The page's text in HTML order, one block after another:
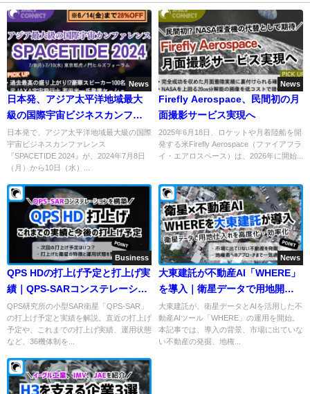
News
日本発、アジア太平洋地域最大
級の国際宇宙ビジネスカンファ
レンス『SPACETIDE 2024』注
目のセッションを紹介
日本発で、アジア太平洋地域最大級の国際
宇宙ビジネスカンファレンス
『SPACETIDE 2024』が、2024年7月8日
（月）から10日（水）...
News
Firefly Aerospace、民間初の月
面撮影サービス実現へ
2025年6月18日、ロケットや月着陸船を開
発する米Firefly Aerospace（ファイアフラ
イ・エアロスペース）は、2026年に開始...
Business
QPS HDの打上げ予定と打上げ実
績｜QPS-SARコンステレーショ
ン計画
QPS研究所の小型SAR衛星「QPS-SAR」
の打上げ予定と実績を解説。直近の打上げ
予定や、これまでの打上げ実績、運用状態
など、36機体制を...
News
大東建託が不動産AI「WHERE」
を導入｜衛星データで用地開拓
を効率化
大東建託が、衛星データとAIを活用した不
動産AIツール「WHERE」の運用を開始。
本記事では、導入の背景、市場に出ていな
い不動産の発掘、地権...